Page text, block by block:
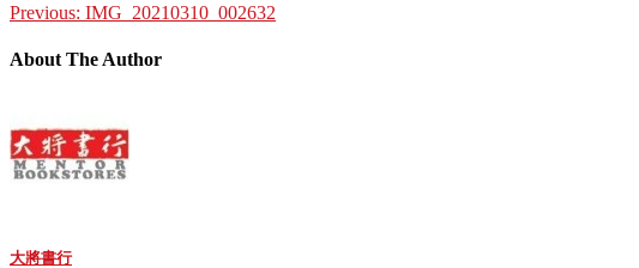
Previous: IMG_20210310_002632
About The Author
大將書行